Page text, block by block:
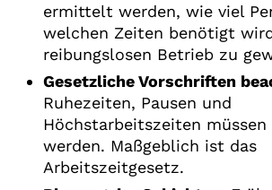
ermittelt werden, wie viel
welchen Zeiten benötigt
reibungslosen Betrieb zu
Gesetzliche Vorschriften
Ruhezeiten, Pausen und
Höchstarbeitszeiten müssen
werden. Maßgeblich ist das
Arbeitszeitgesetz.